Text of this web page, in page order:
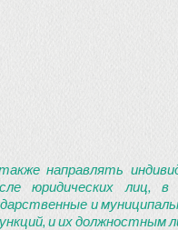
направлять
юридических лиц, в
и
и их должностным